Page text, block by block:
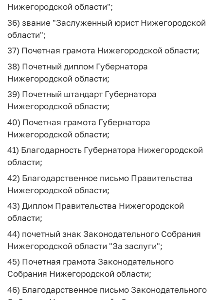
Нижегородской области";
36) звание "Заслуженный юрист Нижегородской
области";
37) Почетная грамота Нижегородской области;
38) Почетный диплом Губернатора
Нижегородской области;
39) Почетный штандарт Губернатора
Нижегородской области;
40) Почетная грамота Губернатора
Нижегородской области;
41) Благодарность Губернатора Нижегородской
области;
42) Благодарственное письмо Правительства
Нижегородской области;
43) Диплом Правительства Нижегородской
области;
44) почетный знак Законодательного Собрания
Нижегородской области "За заслуги";
45) Почетная грамота Законодательного
Собрания Нижегородской области;
46) Благодарственное письмо Законодательного